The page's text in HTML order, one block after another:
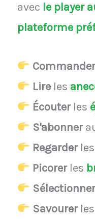
avec le player
plateforme
Commander
Lireles
Écouterles
S'abonner
Regarderles
Picorerles
Sélectionner
Savourerles